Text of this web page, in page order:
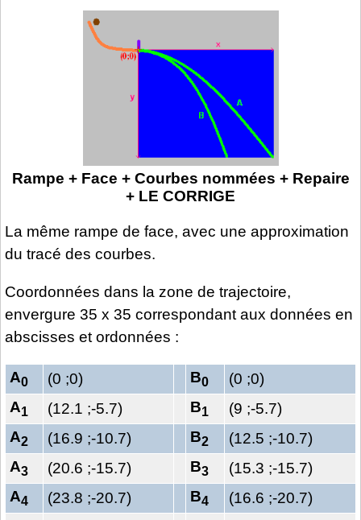
Rampe + Face + Courbes nommées + Repaire
+ LE CORRIGE
La même rampe de face, avec une approximation
du tracé des courbes.
Coordonnées dans la zone de trajectoire,
envergure 35 x 35 correspondant aux données en
abscisses et ordonnées :
A0 (0 ;0) B0
(0 ;0)
A1 (12.1 ;-5.7) B1
(9 ;-5.7)
A2 (16.9 ;-10.7) B2
(12.5 ;-10.7)
A3 (20.6 ;-15.7) B3
(15.3 ;-15.7)
A4 (23.8 ;-20.7) B4
(16.6 ;-20.7)